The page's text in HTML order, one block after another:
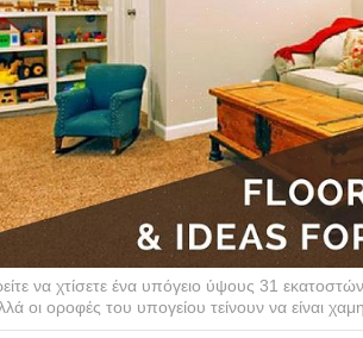
να χτίσετε ένα υπόγειο ύψους 31
οι οροφές του υπογείου τείνουν να είναι